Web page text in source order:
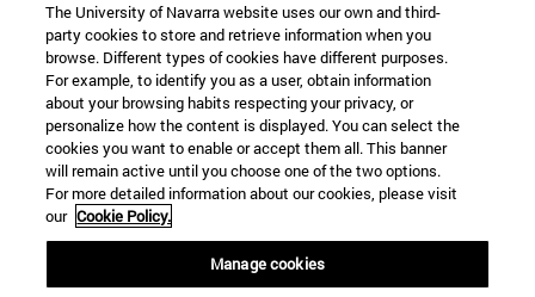
The University of Navarra website uses our own and third-
party cookies to store and retrieve information when you
browse. Different types of cookies have different purposes.
For example, to identify you as a user, obtain information
about your browsing habits respecting your privacy, or
personalize how the content is displayed. You can select the
cookies you want to enable or accept them all. This banner
will remain active until you choose one of the two options.
For more detailed information about our cookies, please visit
our Cookie Policy.
Manage cookies